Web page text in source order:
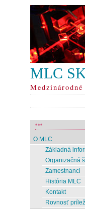
MLC
***
O MLC
Základná
Organizačná
Zamestnanci
História MLC
Kontakt
Rovnosť